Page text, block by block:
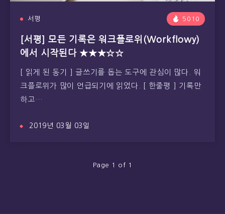
서평 5010
[서평] 모든 기록은 워크플로위(Workflowy)
에서 시작된다 ★★★☆☆
[ 읽게 된 동기 ] 글쓰기를 돕는 도구에 관심이 많다. 워
크플로위가 많이 언급되기에 읽었다. [ 한줄평 ] 기록만
하고…
2019년 03월 03일
Page 1 of 1